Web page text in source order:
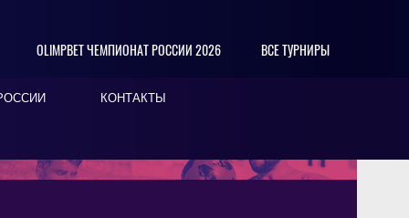
OLIMPBET ЧЕМПИОНАТ РОССИИ 2026 ВСЕ ТУРНИРЫ
КОНТАКТЫ